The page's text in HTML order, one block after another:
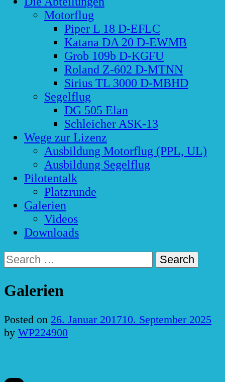
Motorflug
Piper L 18 D-EFLC
Katana DA 20 D-EWMB
Grob 109b D-KGFU
Roland Z-602 D-MTNN
Sirius TL 3000 D-MBHD
Segelflug
DG 505 Elan
Schleicher ASK-13
Wege zur Lizenz
Ausbildung Motorflug (PPL, UL)
Ausbildung Segelflug
Pilotentalk
Platzrunde
Galerien
Videos
Downloads
Search
for:
Galerien
Posted on 26. Januar 201710. September 2025
by WP224900